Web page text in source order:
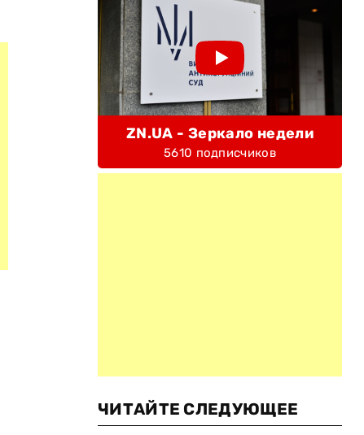
ZN.UA - Зеркало недели
5610 подписчиков
ЧИТАЙТЕ СЛЕДУЮЩЕЕ